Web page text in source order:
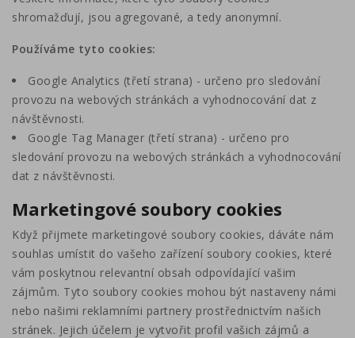
shromažďují, jsou agregované, a tedy anonymní.
Používáme tyto cookies:
Google Analytics (třetí strana) - určeno pro sledování
provozu na webových stránkách a vyhodnocování dat z
návštěvnosti.
Google Tag Manager (třetí strana) - určeno pro
sledování provozu na webových stránkách a vyhodnocování
dat z návštěvnosti.
Marketingové soubory cookies
Když přijmete marketingové soubory cookies, dáváte nám
souhlas umístit do vašeho zařízení soubory cookies, které
vám poskytnou relevantní obsah odpovídající vašim
zájmům. Tyto soubory cookies mohou být nastaveny námi
nebo našimi reklamními partnery prostřednictvím našich
stránek. Jejich účelem je vytvořit profil vašich zájmů a